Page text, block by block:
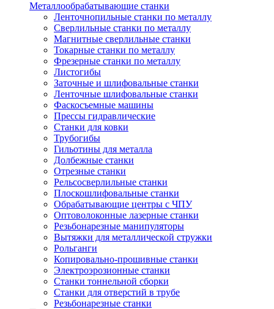
Металлообрабатывающие станки
Ленточнопильные станки по металлу
Сверлильные станки по металлу
Магнитные сверлильные станки
Токарные станки по металлу
Фрезерные станки по металлу
Листогибы
Заточные и шлифовальные станки
Ленточные шлифовальные станки
Фаскосъемные машины
Прессы гидравлические
Станки для ковки
Трубогибы
Гильотины для металла
Долбежные станки
Отрезные станки
Рельсосверлильные станки
Плоскошлифовальные станки
Обрабатывающие центры с ЧПУ
Оптоволоконные лазерные станки
Резьбонарезные манипуляторы
Вытяжки для металлической стружки
Рольганги
Копировально-прошивные станки
Электроэрозионные станки
Станки тоннельной сборки
Станки для отверстий в трубе
Резьбонарезные станки